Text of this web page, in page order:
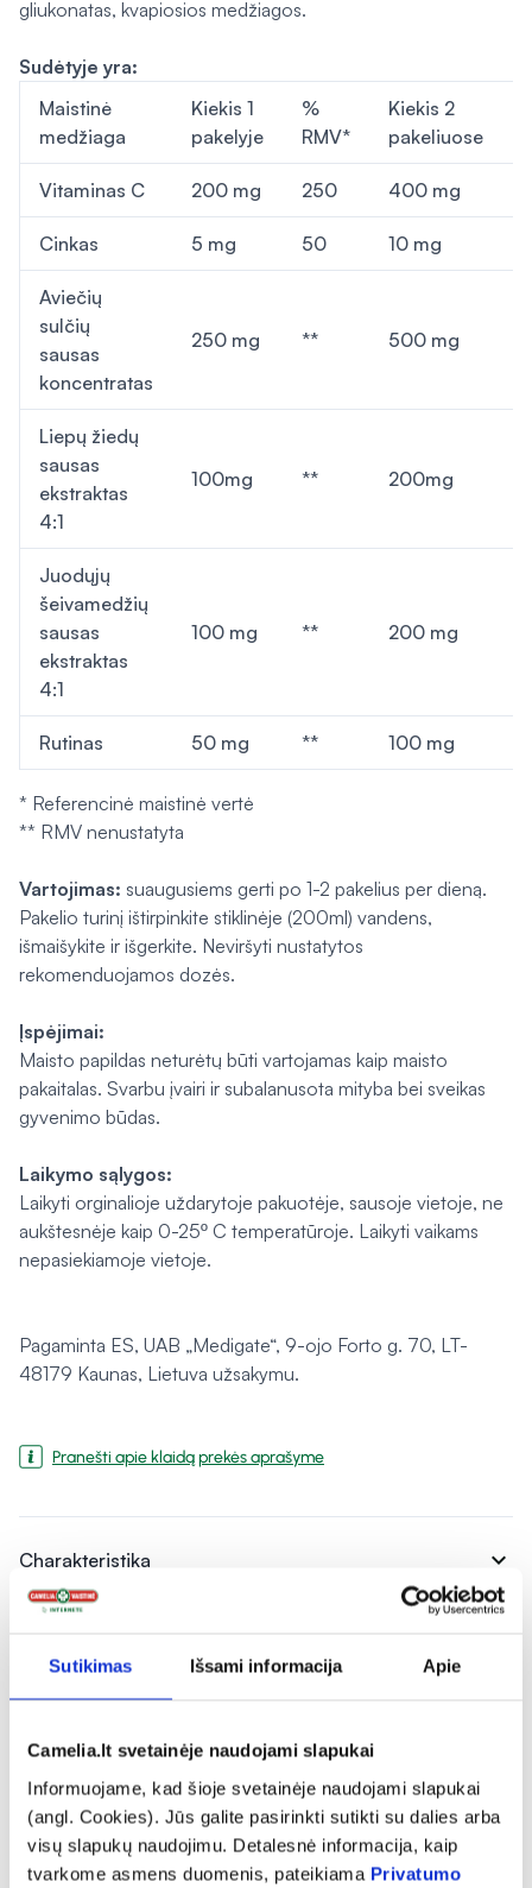
Sutikimas Išsami informacija Apie
Camelia.lt svetainėje naudojami slapukai
Informuojame, kad šioje svetainėje naudojami slapukai
(angl. Cookies). Jūs galite pasirinkti sutikti su dalies arba
visų slapukų naudojimu. Detalesnė informacija, kaip
tvarkome asmens duomenis, pateikiama Privatumo
gliukonatas, kvapiosios medžiagos.
Sudėtyje yra:
Maistinė
medžiaga
Kiekis 1
pakelyje
%
RMV*
Kiekis 2
pakeliuose
Vitaminas C 200 mg 250 400 mg
Cinkas 5 mg 50 10 mg
Aviečių
sulčių
sausas
koncentratas
250 mg ** 500 mg
Liepų žiedų
sausas
ekstraktas
4:1
100mg ** 200mg
Juodųjų
šeivamedžių
sausas
ekstraktas
4:1
100 mg ** 200 mg
Rutinas 50 mg ** 100 mg
* Referencinė maistinė vertė
** RMV nenustatyta
Vartojimas: suaugusiems gerti po 1-2 pakelius per dieną.
Pakelio turinį ištirpinkite stiklinėje (200ml) vandens,
išmaišykite ir išgerkite. Neviršyti nustatytos
rekomenduojamos dozės.
Įspėjimai:
Maisto papildas neturėtų būti vartojamas kaip maisto
pakaitalas. Svarbu įvairi ir subalanusota mityba bei sveikas
gyvenimo būdas.
Laikymo sąlygos:
Laikyti orginalioje uždarytoje pakuotėje, sausoje vietoje, ne
aukštesnėje kaip 0-25º C temperatūroje. Laikyti vaikams
nepasiekiamoje vietoje.
Pagaminta ES, UAB „Medigate“, 9-ojo Forto g. 70, LT-
48179 Kaunas, Lietuva užsakymu.
Pranešti apie klaidą prekės aprašyme
Charakteristika expand_more
Atsiliepimai expand_more